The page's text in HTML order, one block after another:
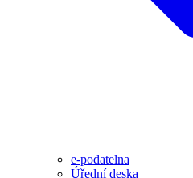
e-podatelna
Úřední deska